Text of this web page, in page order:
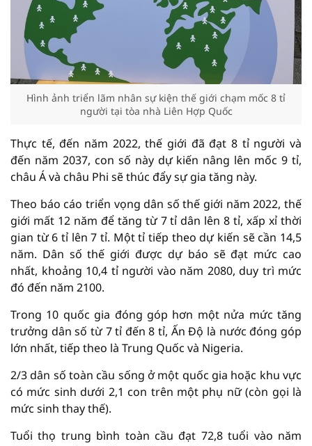
Hình ảnh triển lãm nhân sự kiện thế giới chạm mốc 8 tỉ
người tại tòa nhà Liên Hợp Quốc
Thực tế, đến năm 2022, thế giới đã đạt 8 tỉ người và
đến năm 2037, con số này dự kiến nâng lên mốc 9 tỉ,
châu Á và châu Phi sẽ thúc đẩy sự gia tăng này.
Theo báo cáo triển vọng dân số thế giới năm 2022, thế
giới mất 12 năm để tăng từ 7 tỉ dân lên 8 tỉ, xấp xỉ thời
gian từ 6 tỉ lên 7 tỉ. Một tỉ tiếp theo dự kiến sẽ cần 14,5
năm. Dân số thế giới được dự báo sẽ đạt mức cao
nhất, khoảng 10,4 tỉ người vào năm 2080, duy trì mức
đó đến năm 2100.
Trong 10 quốc gia đóng góp hơn một nửa mức tăng
trưởng dân số từ 7 tỉ đến 8 tỉ, Ấn Độ là nước đóng góp
lớn nhất, tiếp theo là Trung Quốc và Nigeria.
2/3 dân số toàn cầu sống ở một quốc gia hoặc khu vực
có mức sinh dưới 2,1 con trên một phụ nữ (còn gọi là
mức sinh thay thế).
Tuổi thọ trung bình toàn cầu đạt 72,8 tuổi vào năm